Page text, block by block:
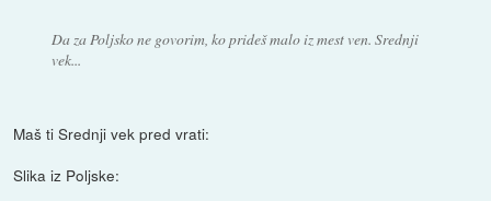
Da za Poljsko ne govorim, ko prideš malo iz mest ven. Srednji
vek...
Maš ti Srednji vek pred vrati:
Slika iz Poljske: